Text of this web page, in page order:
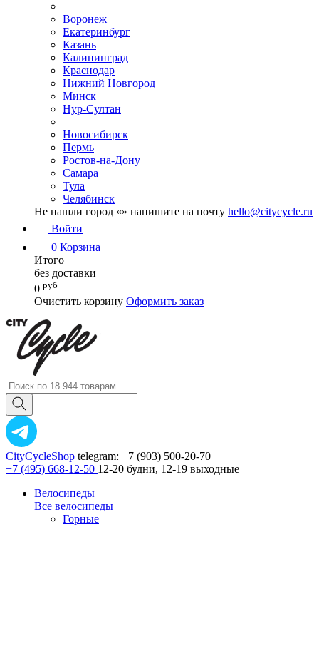
Воронеж
Екатеринбург
Казань
Калининград
Краснодар
Нижний Новгород
Минск
Нур-Султан
Новосибирск
Пермь
Ростов-на-Дону
Самара
Тула
Челябинск
Не нашли город «» напишите на почту hello@citycycle.ru
Войти
0 Корзина
Итого
без доставки
0 руб
Очистить корзину Оформить заказ
CityCycleShop telegram: +7 (903) 500-20-70
+7 (495) 668-12-50 12-20 будни, 12-19 выходные
Велосипеды
Все велосипеды
Горные